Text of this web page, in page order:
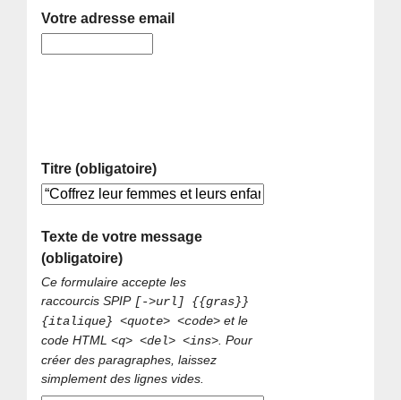
Votre adresse email
Titre (obligatoire)
Texte de votre message
(obligatoire)
Ce formulaire accepte les
raccourcis SPIP [->url] {{gras}}
{italique} <quote> <code> et le
code HTML<q> <del> <ins>. Pour
créer des paragraphes, laissez
simplement des lignes vides.